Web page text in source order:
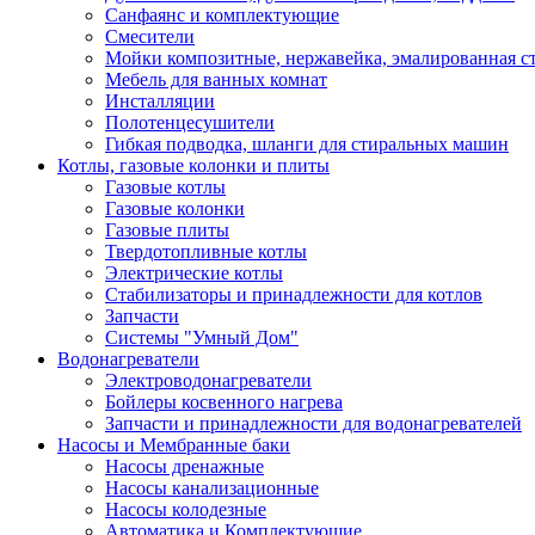
Санфаянс и комплектующие
Смесители
Мойки композитные, нержавейка, эмалированная
Мебель для ванных комнат
Инсталляции
Полотенцесушители
Гибкая подводка, шланги для стиральных машин
Котлы, газовые колонки и плиты
Газовые котлы
Газовые колонки
Газовые плиты
Твердотопливные котлы
Электрические котлы
Стабилизаторы и принадлежности для котлов
Запчасти
Системы "Умный Дом"
Водонагреватели
Электроводонагреватели
Бойлеры косвенного нагрева
Запчасти и принадлежности для водонагревателей
Насосы и Мембранные баки
Насосы дренажные
Насосы канализационные
Насосы колодезные
Автоматика и Комплектующие